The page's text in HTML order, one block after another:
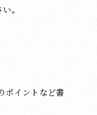
。
ポイントなど書